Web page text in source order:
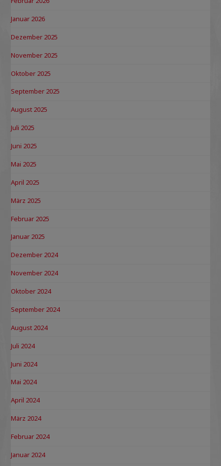
Januar 2026
Dezember 2025
November 2025
Oktober 2025
September 2025
August 2025
Juli 2025
Juni 2025
Mai 2025
April 2025
März 2025
Februar 2025
Januar 2025
Dezember 2024
November 2024
Oktober 2024
September 2024
August 2024
Juli 2024
Juni 2024
Mai 2024
April 2024
März 2024
Februar 2024
Januar 2024